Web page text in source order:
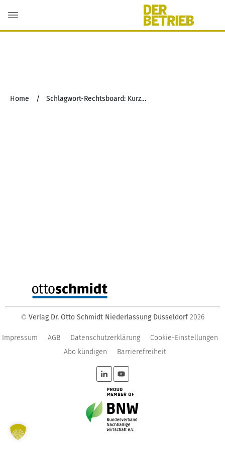
Home / Schlagwort-Rechtsboard: Kurzarbeitergeld
© Verlag Dr. Otto Schmidt Niederlassung Düsseldorf 2026
Impressum AGB Datenschutzerklärung
Cookie-Einstellungen
Abo kündigen
Barrierefreiheit